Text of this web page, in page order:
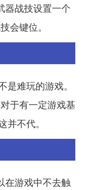
器战技设置一个
会键位。
难玩的游戏。
于有一定游戏基
不代。
在游戏中不去触